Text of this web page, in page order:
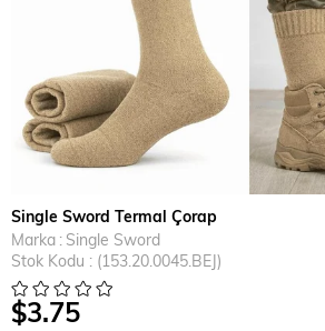
Single Sword Termal Çorap
Marka : Single Sword
Stok Kodu
(153.20.0045.BEJ)
$3.75